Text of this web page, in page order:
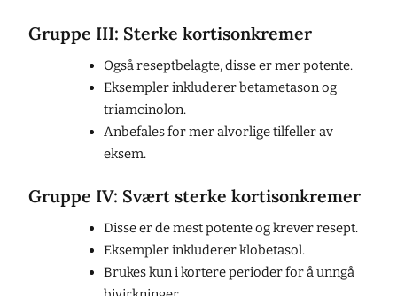
Gruppe III: Sterke kortisonkremer
Også reseptbelagte, disse er mer potente.
Eksempler inkluderer betametason og
triamcinolon.
Anbefales for mer alvorlige tilfeller av
eksem.
Gruppe IV: Svært sterke kortisonkremer
Disse er de mest potente og krever resept.
Eksempler inkluderer klobetasol.
Brukes kun i kortere perioder for å unngå